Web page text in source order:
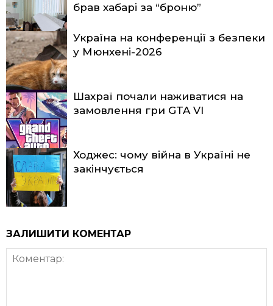
брав хабарі за “броню”
Україна на конференції з безпеки
у Мюнхені-2026
Шахраї почали наживатися на
замовлення гри GTA VI
Ходжес: чому війна в Україні не
закінчується
ЗАЛИШИТИ КОМЕНТАР